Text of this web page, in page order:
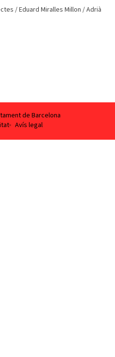
/ Eduard Miralles Millon / Adrià
Avís legal